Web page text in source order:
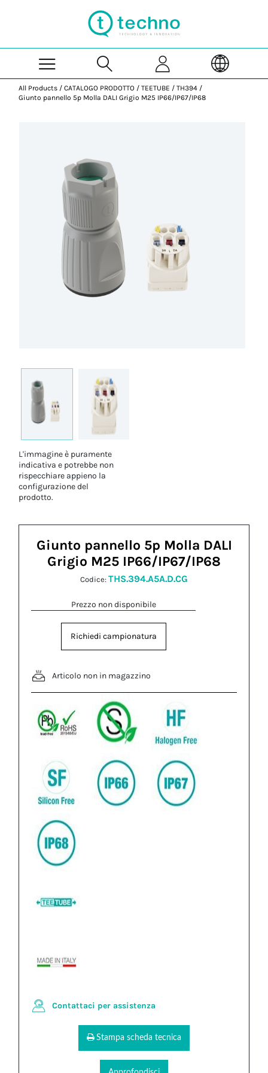
All Products / CATALOGO PRODOTTO / TEETUBE / TH394 /
Giunto pannello 5p Molla DALI Grigio M25 IP66/IP67/IP68
L'immagine è puramente
indicativa e potrebbe non
rispecchiare appieno la
configurazione del
prodotto.
Giunto pannello 5p Molla DALI
Grigio M25 IP66/IP67/IP68
Codice: THS.394.A5A.D.CG
Prezzo non disponibile
Richiedi campionatura
Articolo non in magazzino
Contattaci per assistenza
Stampa scheda tecnica